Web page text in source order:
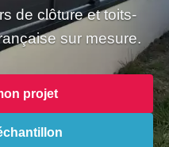
de clôture et toits-
sur mesure.
projet